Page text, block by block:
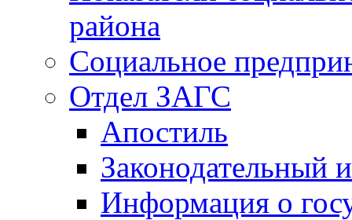
района
Социальное
Отдел ЗАГС
Апостиль
Законодательный
Информация о